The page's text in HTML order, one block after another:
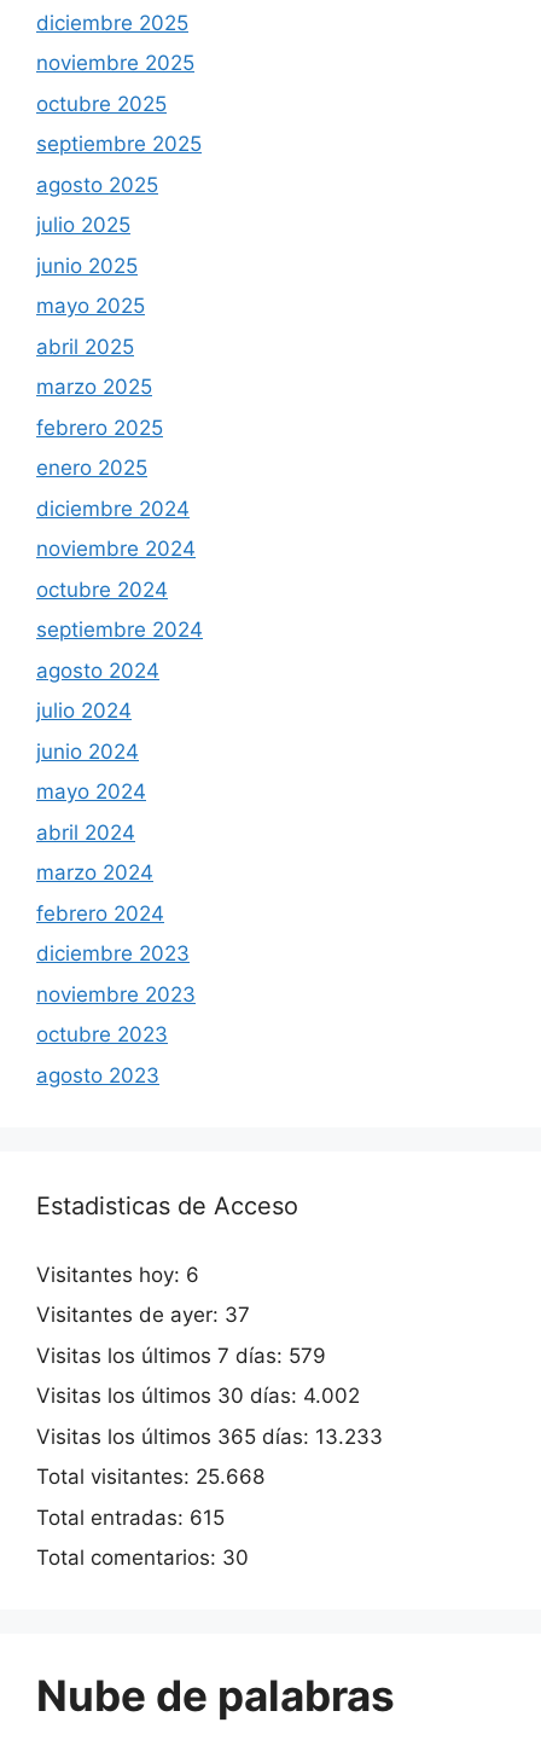
diciembre 2025
noviembre 2025
octubre 2025
septiembre 2025
agosto 2025
julio 2025
junio 2025
mayo 2025
abril 2025
marzo 2025
febrero 2025
enero 2025
diciembre 2024
noviembre 2024
octubre 2024
septiembre 2024
agosto 2024
julio 2024
junio 2024
mayo 2024
abril 2024
marzo 2024
febrero 2024
diciembre 2023
noviembre 2023
octubre 2023
agosto 2023
Estadisticas de Acceso
Visitantes hoy: 6
Visitantes de ayer: 37
Visitas los últimos 7 días: 579
Visitas los últimos 30 días: 4.002
Visitas los últimos 365 días: 13.233
Total visitantes: 25.668
Total entradas: 615
Total comentarios: 30
Nube de palabras